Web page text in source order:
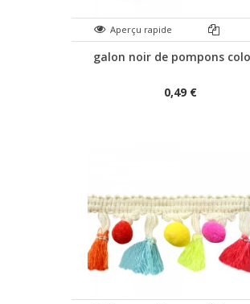
Aperçu rapide
galon noir de pompons
0,49 €